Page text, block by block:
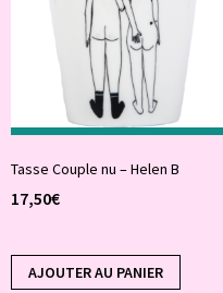
Tasse Couple nu – Helen B
17,50€
AJOUTER AU PANIER